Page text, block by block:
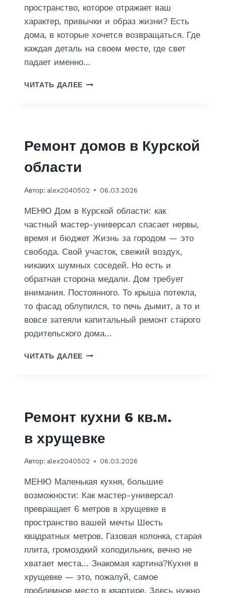
пространство, которое отражает ваш
характер, привычки и образ жизни? Есть
дома, в которые хочется возвращаться. Где
каждая деталь на своем месте, где свет
падает именно…
ЧИТАТЬ ДАЛЕЕ
Ремонт домов в Курской
области
Автор: alex2040502 06.03.2026
МЕНЮ Дом в Курской области: как
частный мастер-универсал спасает нервы,
время и бюджет Жизнь за городом — это
свобода. Свой участок, свежий воздух,
никаких шумных соседей. Но есть и
обратная сторона медали. Дом требует
внимания. Постоянного. То крыша потекла,
то фасад облупился, то печь дымит, а то и
вовсе затеяли капитальный ремонт старого
родительского дома…
ЧИТАТЬ ДАЛЕЕ Р
Д
О
М
В
К
У
С
К
О
О
Б
Л
Ремонт кухни 6 кв.м.
в хрущевке
Автор: alex2040502 06.03.2026
МЕНЮ Маленькая кухня, большие
возможности: Как мастер-универсал
превращает 6 метров в хрущевке в
пространство вашей мечты Шесть
квадратных метров. Газовая колонка, старая
плита, громоздкий холодильник, вечно не
хватает места… Знакомая картина?Кухня в
хрущевке — это, пожалуй, самое
проблемное место в квартире. Здесь нужно